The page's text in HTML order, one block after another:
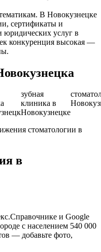
В Новокузнецке
сертификаты и
услуг в
конкуренция высокая —
зубная
клиника в
Новокузнецке
стоматологии в
в
и Google
с населением 540 000
— добавьте фото,